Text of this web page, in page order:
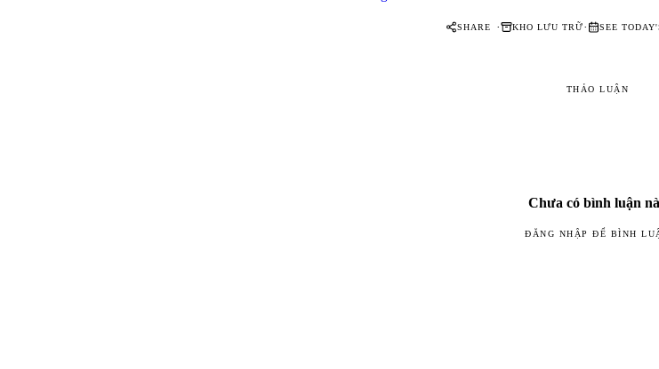
SHARE · KHO LƯU TRỮ· SEE
THẢO LUẬN
Chưa có bình luận
ĐĂNG NHẬP ĐỂ BÌNH